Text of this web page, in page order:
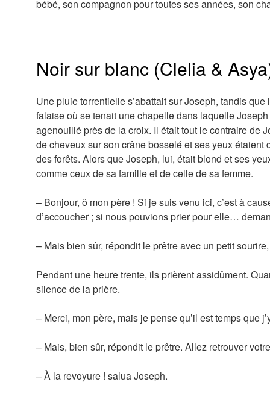
bébé, son compagnon pour toutes ses années, son
Noir sur blanc (Clelia &
Une pluie torrentielle s’abattait sur Joseph, tandis
falaise où se tenait une chapelle dans laquelle
agenouillé près de la croix. Il était tout le contraire de
de cheveux sur son crâne bosselé et ses yeux étaient
des forêts. Alors que Joseph, lui, était blond et ses
comme ceux de sa famille et de celle de sa femme.
– Bonjour, ô mon père ! Si je suis venu ici, c’est à
d’accoucher ; si nous pouvions prier pour elle…
– Mais bien sûr, répondit le prêtre avec un petit
Pendant une heure trente, ils prièrent assidûment.
silence de la prière.
– Merci, mon père, mais je pense qu’il est temps que
– Mais, bien sûr, répondit le prêtre. Allez retrouver
– À la revoyure ! salua Joseph.